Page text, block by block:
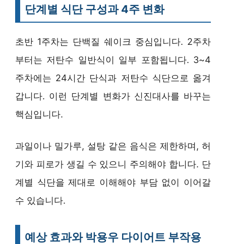
단계별 식단 구성과 4주 변화
초반 1주차는 단백질 쉐이크 중심입니다. 2주차
부터는 저탄수 일반식이 일부 포함됩니다. 3~4
주차에는 24시간 단식과 저탄수 식단으로 옮겨
갑니다. 이런 단계별 변화가 신진대사를 바꾸는
핵심입니다.
과일이나 밀가루, 설탕 같은 음식은 제한하며, 허
기와 피로가 생길 수 있으니 주의해야 합니다. 단
계별 식단을 제대로 이해해야 부담 없이 이어갈
수 있습니다.
예상 효과와 박용우 다이어트 부작용